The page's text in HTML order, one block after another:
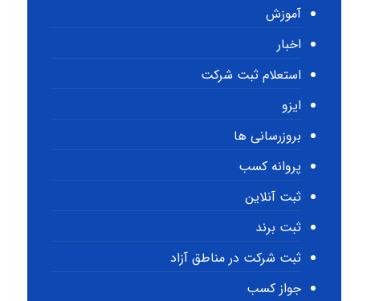
آموزش
اخبار
استعلام ثبت شرکت
ایزو
بروزرسانی ها
پروانه کسب
ثبت آنلاین
ثبت برند
ثبت شرکت در مناطق آزاد
جواز کسب